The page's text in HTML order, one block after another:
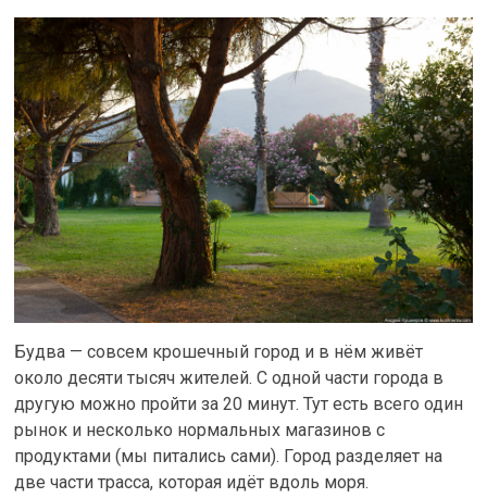
Будва — совсем крошечный город и в нём живёт
около десяти тысяч жителей. С одной части города в
другую можно пройти за 20 минут. Тут есть всего один
рынок и несколько нормальных магазинов с
продуктами (мы питались сами). Город разделяет на
две части трасса, которая идёт вдоль моря.